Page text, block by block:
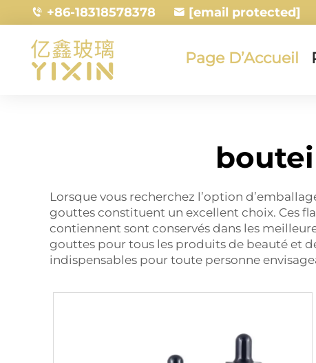
+86-18318578378 [email protected]
Page D’Accueil
Lorsque vous recherchez l’option
gouttes constituent un excellent choix. Ces
contiennent sont conservés dans les
gouttes pour tous les produits de beauté et
indispensables pour toute personne